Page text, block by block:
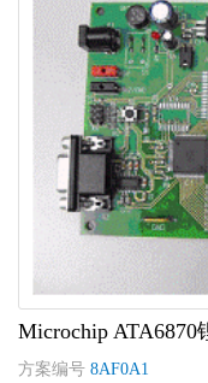
Microchip
方案编号 8AF0A1